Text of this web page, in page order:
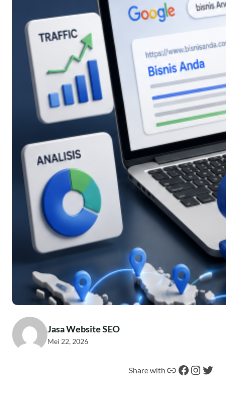
Jasa Website SEO
Mei 22, 2026
Share with Tautan Facebook Instagram Twitter